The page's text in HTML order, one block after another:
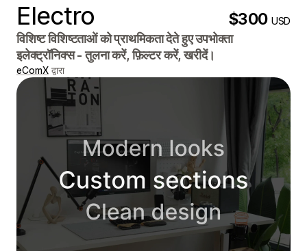
Electro $300USD
विशिष्ट विशिष्टताओं को प्राथमिकता देते हुए उपभोक्ता
इलेक्ट्रॉनिक्स - तुलना करें, फ़िल्टर करें, खरीदें।
eComX द्वारा